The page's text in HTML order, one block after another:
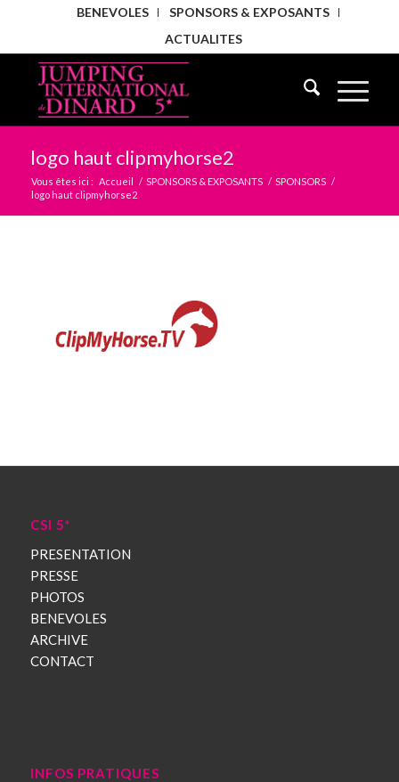
BENEVOLES
SPONSORS & EXPOSANTS
ACTUALITES
logo haut clipmyhorse2
Vous êtes ici : Accueil / SPONSORS & EXPOSANTS / SPONSORS /
logo haut clipmyhorse2
CSI 5*
PRESENTATION
PRESSE
PHOTOS
BENEVOLES
ARCHIVE
CONTACT
INFOS PRATIQUES